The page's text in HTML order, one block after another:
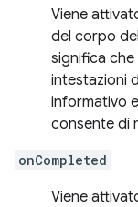
Viene
del corpo
significa
intestazioni
informativo
consente di
onCompleted
Viene